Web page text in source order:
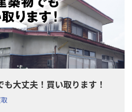
大丈夫！買い取ります！